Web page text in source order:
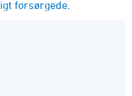
forsørgede